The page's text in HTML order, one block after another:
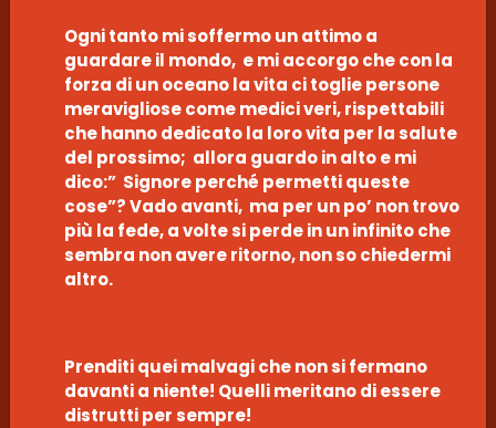
Ogni tanto mi soffermo un attimo a
guardare il mondo, e mi accorgo che con la
forza di un oceano la vita ci toglie persone
meravigliose come medici veri, rispettabili
che hanno dedicato la loro vita per la salute
del prossimo; allora guardo in alto e mi
dico:” Signore perché permetti queste
cose”? Vado avanti, ma per un po’ non trovo
più la fede, a volte si perde in un infinito che
sembra non avere ritorno, non so chiedermi
altro.
Prenditi quei malvagi che non si fermano
davanti a niente! Quelli meritano di essere
distrutti per sempre!